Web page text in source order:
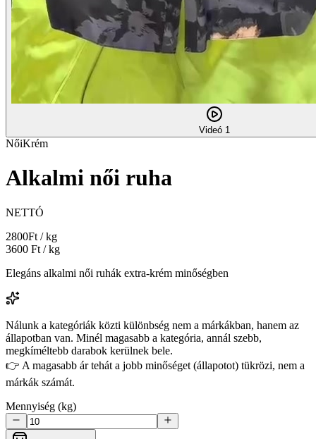
Videó 1
NőiKrém
Alkalmi női ruha
NETTÓ
2800Ft / kg
3600 Ft / kg
Elegáns alkalmi női ruhák extra-krém minőségben
Nálunk a kategóriák közti különbség nem a márkákban, hanem az
állapotban van. Minél magasabb a kategória, annál szebb,
megkíméltebb darabok kerülnek bele.
👉 A magasabb ár tehát a jobb minőséget (állapotot) tükrözi, nem a
márkák számát.
Mennyiség (kg)